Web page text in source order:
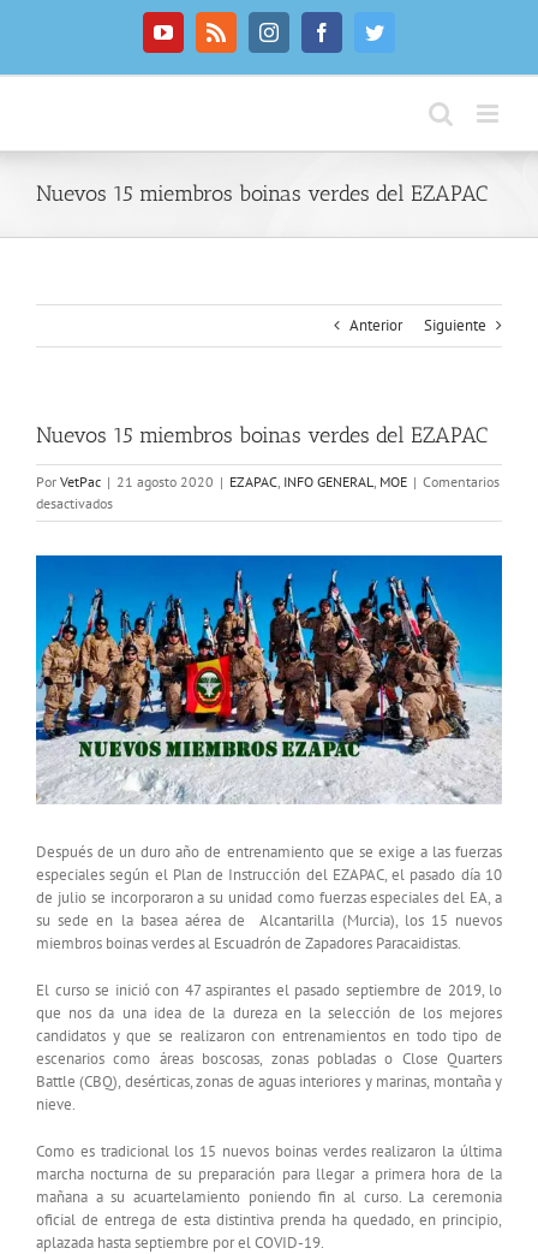
YouTubeRss InstagramFacebookTwitter
Nuevos 15 miembros boinas verdes del EZAPAC
Anterior Siguiente
Nuevos 15 miembros boinas verdes del EZAPAC
Por VetPac | 21 agosto 2020 | EZAPAC, INFO GENERAL, MOE | Comentarios
desactivadosen
Nuevos
verdes
del
EZAPAC
imagen
grande
Después de un duro año de entrenamiento que se exige a las fuerzas
especiales según el Plan de Instrucción del EZAPAC, el pasado día 10
de julio se incorporaron a su unidad como fuerzas especiales del EA, a
su sede en la basea aérea de Alcantarilla (Murcia), los 15 nuevos
miembros boinas verdes al Escuadrón de Zapadores Paracaidistas.
El curso se inició con 47 aspirantes el pasado septiembre de 2019, lo
que nos da una idea de la dureza en la selección de los mejores
candidatos y que se realizaron con entrenamientos en todo tipo de
escenarios como áreas boscosas, zonas pobladas o Close Quarters
Battle (CBQ), desérticas, zonas de aguas interiores y marinas, montaña y
nieve.
Como es tradicional los 15 nuevos boinas verdes realizaron la última
marcha nocturna de su preparación para llegar a primera hora de la
mañana a su acuartelamiento poniendo fin al curso. La ceremonia
oficial de entrega de esta distintiva prenda ha quedado, en principio,
aplazada hasta septiembre por el COVID-19.